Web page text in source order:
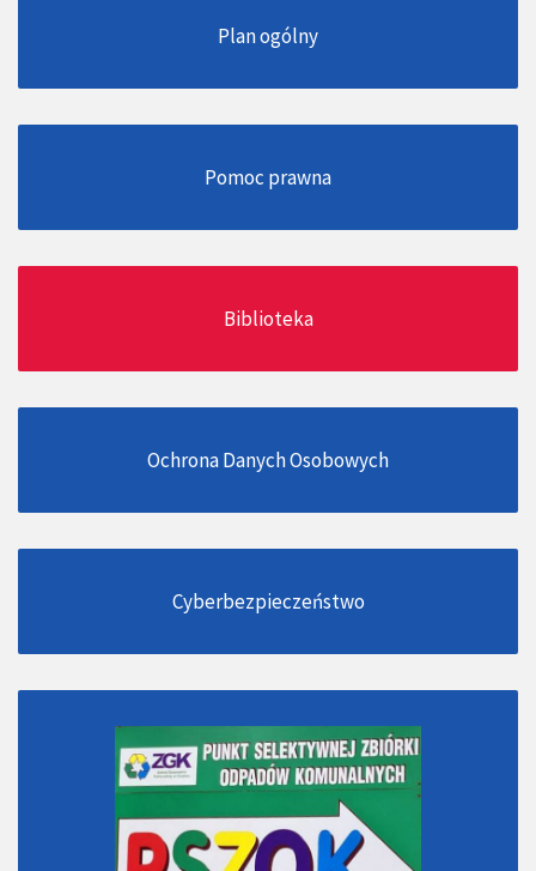
Plan ogólny
Pomoc prawna
Biblioteka
Ochrona Danych Osobowych
Cyberbezpieczeństwo